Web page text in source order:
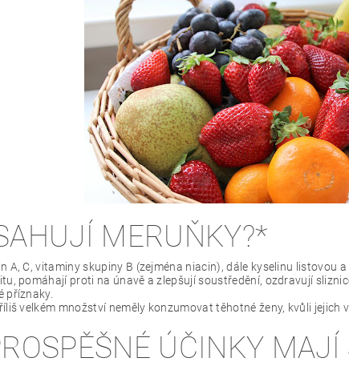
MERUŇKY?*
A, C, vitaminy skupiny B (zejména niacin), dále kyselinu listovou
pomáhají proti na únavě a zlepšují soustředění, ozdravují
příznaky.
velkém množství neměly konzumovat těhotné ženy, kvůli jejich
ÚČINKY MAJÍ